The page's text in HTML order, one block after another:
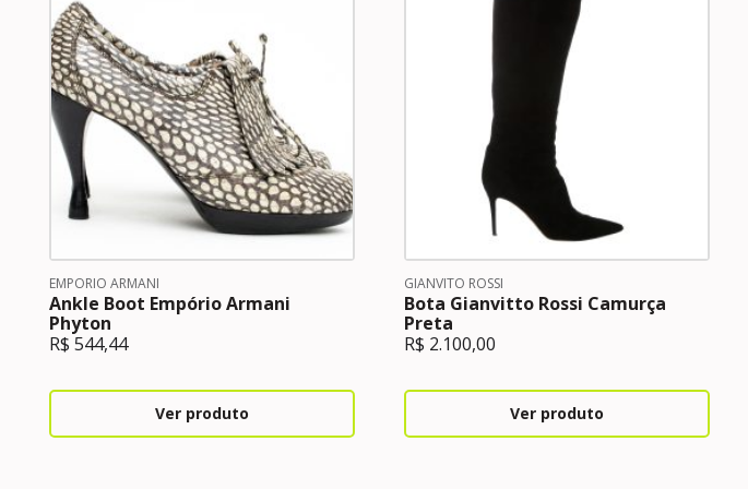
EMPORIO ARMANI
Ankle Boot Empório Armani
Phyton
R$ 544,44
Ver produto
GIANVITO ROSSI
Bota Gianvitto Rossi Camurça
Preta
R$ 2.100,00
Ver produto